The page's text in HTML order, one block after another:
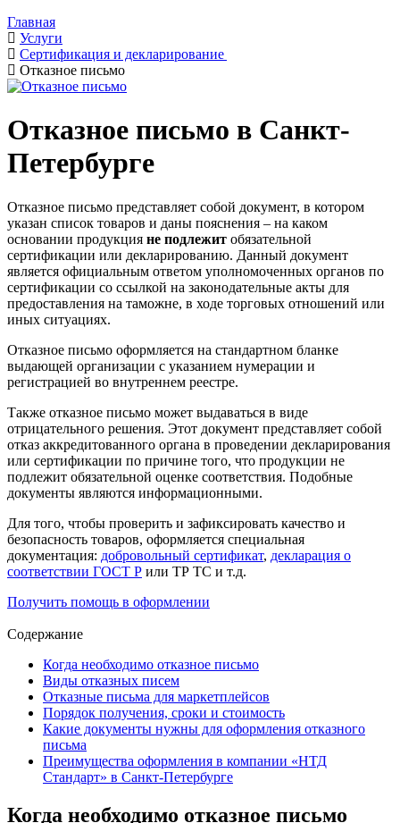
Главная
Услуги
Сертификация и декларирование
Отказное письмо
Отказное письмо в Санкт-
Петербурге
Отказное письмо представляет собой документ, в котором
указан список товаров и даны пояснения – на каком
основании продукция не подлежит обязательной
сертификации или декларированию. Данный документ
является официальным ответом уполномоченных органов по
сертификации со ссылкой на законодательные акты для
предоставления на таможне, в ходе торговых отношений или
иных ситуациях.
Отказное письмо оформляется на стандартном бланке
выдающей организации с указанием нумерации и
регистрацией во внутреннем реестре.
Также отказное письмо может выдаваться в виде
отрицательного решения. Этот документ представляет собой
отказ аккредитованного органа в проведении декларирования
или сертификации по причине того, что продукции не
подлежит обязательной оценке соответствия. Подобные
документы являются информационными.
Для того, чтобы проверить и зафиксировать качество и
безопасность товаров, оформляется специальная
документация: добровольный сертификат, декларация о
соответствии ГОСТ Р или ТР ТС и т.д.
Получить помощь в оформлении
Содержание
Когда необходимо отказное письмо
Виды отказных писем
Отказные письма для маркетплейсов
Порядок получения, сроки и стоимость
Какие документы нужны для оформления отказного
письма
Преимущества оформления в компании «НТД
Стандарт» в Санкт-Петербурге
Когда необходимо отказное письмо